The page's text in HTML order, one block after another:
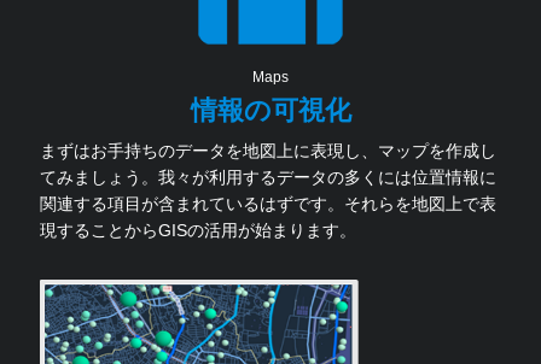
Maps
情報の可視化
まずはお手持ちのデータを地図上に表現し、マップを作成し
てみましょう。我々が利用するデータの多くには位置情報に
関連する項目が含まれているはずです。それらを地図上で表
現することからGISの活用が始まります。